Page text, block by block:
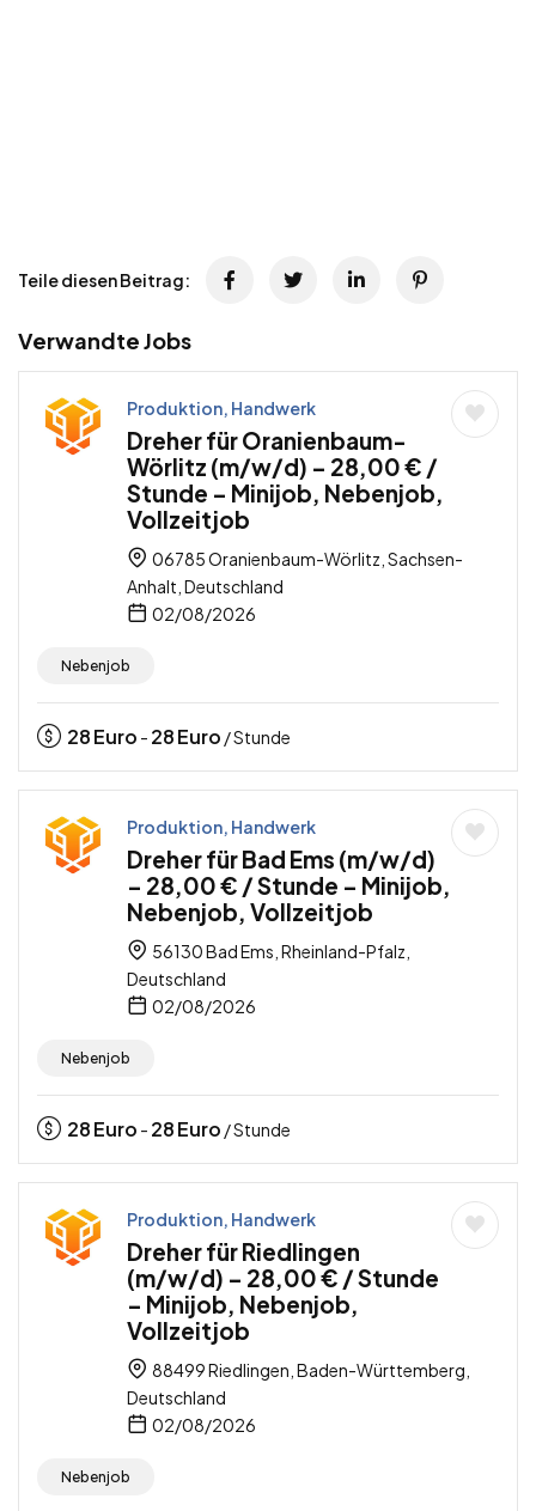
Teile diesen Beitrag:
Verwandte Jobs
Produktion, Handwerk
Dreher für Oranienbaum-
Wörlitz (m/w/d) – 28,00 € /
Stunde – Minijob, Nebenjob,
Vollzeitjob
06785 Oranienbaum-Wörlitz, Sachsen-
Anhalt, Deutschland
02/08/2026
Nebenjob
28Euro - 28Euro / Stunde
Produktion, Handwerk
Dreher für Bad Ems (m/w/d)
– 28,00 € / Stunde – Minijob,
Nebenjob, Vollzeitjob
56130 Bad Ems, Rheinland-Pfalz,
Deutschland
02/08/2026
Nebenjob
28Euro - 28Euro / Stunde
Produktion, Handwerk
Dreher für Riedlingen
(m/w/d) – 28,00 € / Stunde
– Minijob, Nebenjob,
Vollzeitjob
88499 Riedlingen, Baden-Württemberg,
Deutschland
02/08/2026
Nebenjob